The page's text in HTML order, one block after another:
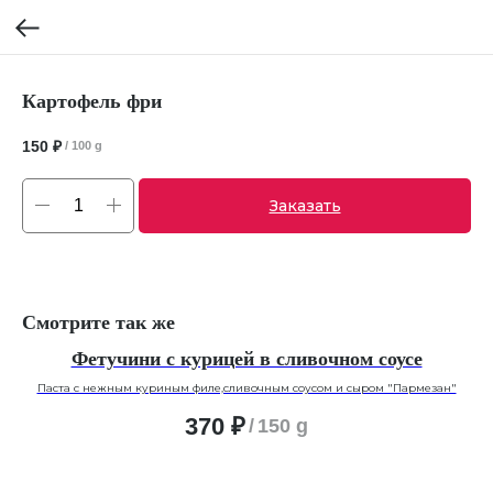
Картофель фри
150 ₽ / 100 g
Заказать
Смотрите так же
Фетучини с курицей в сливочном соусе
Паста с нежным куриным филе,сливочным соусом и сыром "Пармезан"
370 ₽/ 150 g